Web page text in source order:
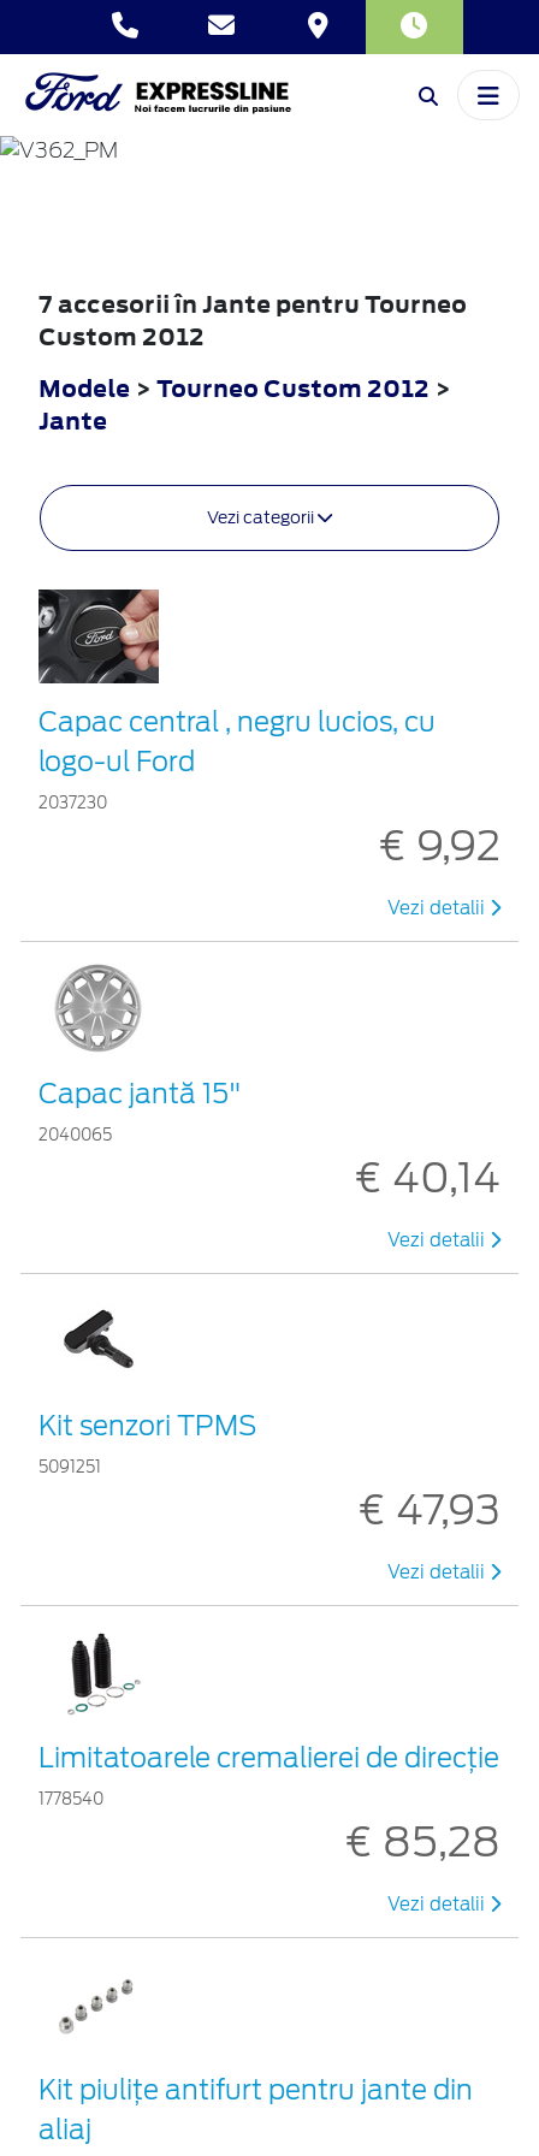
TOURNEO
CUSTOM
7 accesorii în Jante pentru Tourneo
Custom 2012
Modele > Tourneo Custom 2012 >
Jante
Vezi categorii
Capac central , negru lucios, cu
logo-ul Ford
2037230
€ 9,92
Vezi detalii
Capac jantă 15"
2040065
€ 40,14
Vezi detalii
Kit senzori TPMS
5091251
€ 47,93
Vezi detalii
Limitatoarele cremalierei de direcţie
1778540
€ 85,28
Vezi detalii
Kit piuliţe antifurt pentru jante din
aliaj